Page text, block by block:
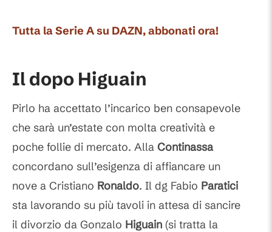
Tutta la Serie A su DAZN, abbonati ora!
Il dopo Higuain
Pirlo ha accettato l’incarico ben consapevole
che sarà un’estate con molta creatività e
poche follie di mercato. Alla Continassa
concordano sull’esigenza di affiancare un
nove a Cristiano Ronaldo. Il dg Fabio Paratici
sta lavorando su più tavoli in attesa di sancire
il divorzio da Gonzalo Higuain (si tratta la